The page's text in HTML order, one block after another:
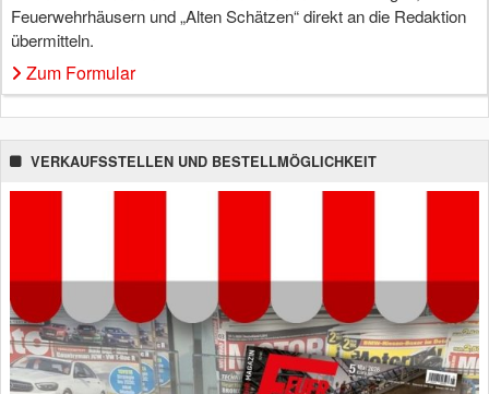
Feuerwehrhäusern und „Alten Schätzen“ direkt an die Redaktion
übermitteln.
Zum Formular
VERKAUFSSTELLEN UND BESTELLMÖGLICHKEIT